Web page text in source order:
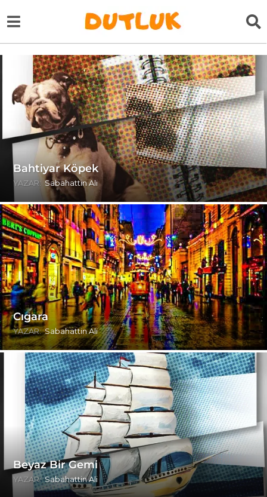
Bahtiyar Köpek
YAZAR: Sabahattin Ali
Cıgara
YAZAR: Sabahattin Ali
Beyaz Bir Gemi
YAZAR: Sabahattin Ali